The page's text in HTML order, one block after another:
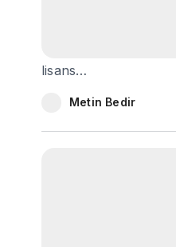
lisans…
Metin Bedir